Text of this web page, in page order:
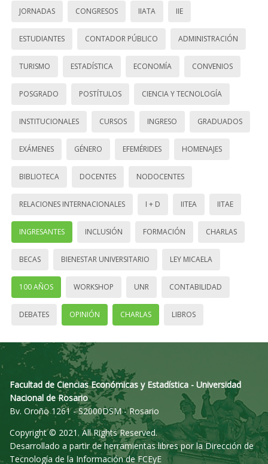
JORNADAS CONGRESOS IIATA IIE
ESTUDIANTES CONTADOR PÚBLICO ADMINISTRACIÓN
TURISMO ESTADÍSTICA ECONOMÍA CONVENIOS
POSGRADO POSTÍTULOS CIENCIA Y TECNOLOGÍA
INSTITUCIONALES CURSOS INGRESO GRADUADOS
EXÁMENES GÉNERO EFEMÉRIDES HOMENAJES
BIBLIOTECA DOCENTES NODOCENTES
RELACIONES INTERNACIONALES I + D IITEA IITAE
INGRESANTES INCLUSIÓN FORMACIÓN CHARLAS
BECAS BIENESTAR UNIVERSITARIO LEY MICAELA
100 AÑOS WORKSHOP UNR CONTABILIDAD
DEBATES OPINIÓN CHARLAS LIBROS
Facultad de Ciencias Económicas y Estadística - Universidad
Nacional de Rosario
Bv. Oroño 1261 - S2000DSM - Rosario
Copyright © 2021. All Rights Reserved.
Desarrollado a partir de herramientas libres por la Dirección de
Tecnología de la Información de FCEyE